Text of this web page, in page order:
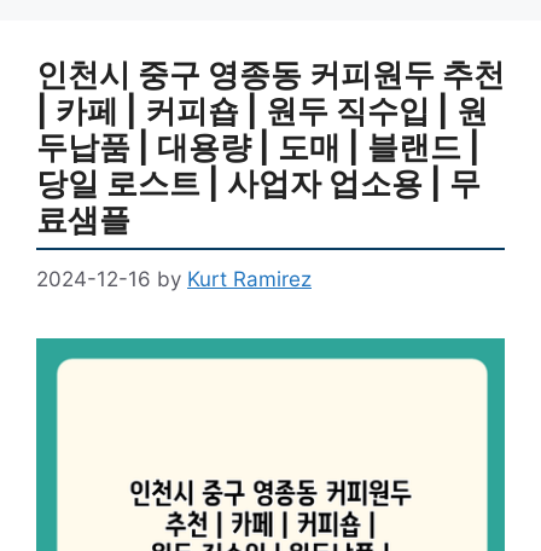
인천시 중구 영종동 커피원두 추천
| 카페 | 커피숍 | 원두 직수입 | 원
두납품 | 대용량 | 도매 | 블랜드 |
당일 로스트 | 사업자 업소용 | 무
료샘플
2024-12-16 by Kurt Ramirez